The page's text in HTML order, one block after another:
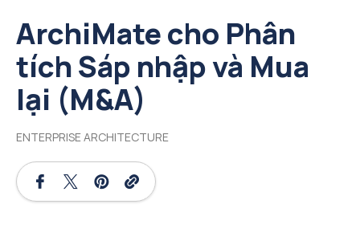
ArchiMate cho Phân
tích Sáp nhập và Mua
lại (M&A)
ENTERPRISE ARCHITECTURE